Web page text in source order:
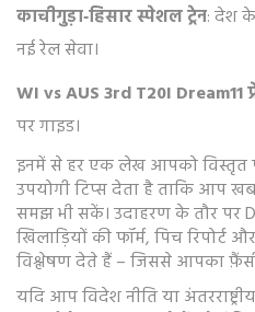
काचीगुड़ा‑हिसार स्पेशल ट्रेन: देश के
नई रेल सेवा।
WI vs AUS 3rd T20I Dream11
पर गाइड।
इनमें से हर एक लेख आपको विस्तृत
उपयोगी टिप्स देता है ताकि आप
समझ भी सकें। उदाहरण के तौर पर
खिलाड़ियों की फॉर्म, पिच रिपोर्ट
विश्लेषण देते हैं – जिससे आपका
यदि आप विदेश नीति या